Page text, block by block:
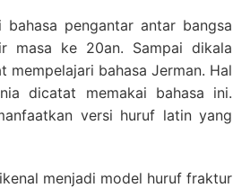
pengantar antar bangsa
masa ke 20an. Sampai dikala
bahasa Jerman. Hal
dicatat memakai bahasa ini.
versi huruf latin yang
menjadi model huruf fraktur